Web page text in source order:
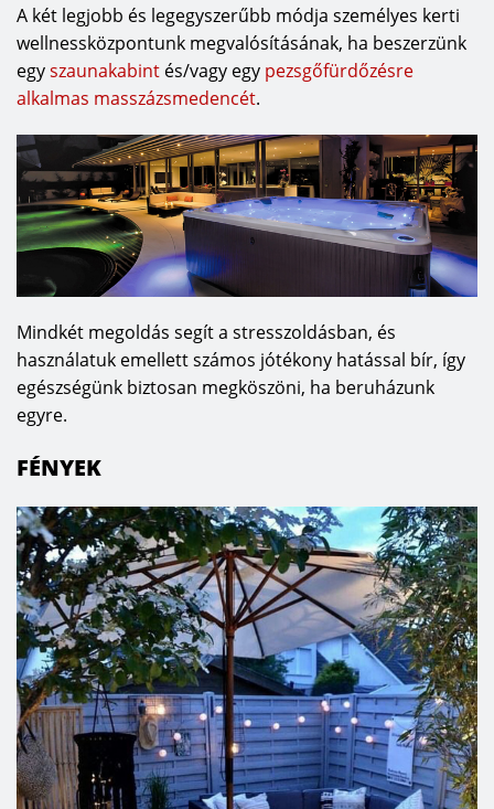
A két legjobb és legegyszerűbb módja személyes kerti
wellnessközpontunk megvalósításának, ha beszerzünk
egyszaunakabint és/vagy egy pezsgőfürdőzésre
alkalmas masszázsmedencét.
Mindkét megoldás segít a stresszoldásban, és
használatuk emellett számos jótékony hatással bír, így
egészségünk biztosan megköszöni, ha beruházunk
egyre.
FÉNYEK